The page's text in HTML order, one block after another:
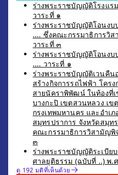
ร่างพระราชบัญญัติโรงแร
วาระที่ ๑
ร่างพระราชบัญญัติโอนงบ
.... ซึ่งคณะกรรมาธิการวิ
วาระที่ ๓
ร่างพระราชบัญญัติโอนงบ
.... วาระที่ ๑
ร่างพระราชบัญญัติเวนคืน
สร้างกิจการรถไฟฟ้า โคร
สายนัคราพิพัฒน์ ในท้องที่เ
บางกะปิ เขตสวนหลวง เข
กรุงเทพมหานคร และอำเภ
สมุทรปราการ จังหวัดสมุท
คณะกรรมาธิการวิสามัญพิ
๓
ร่างพระราชบัญญัติระเบีย
ศาลยุติธรรม (ฉบับที่ ..) พ.
ดู 192 มติที่เห็นด้วย